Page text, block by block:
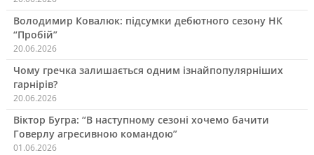
Володимир Ковалюк: підсумки дебютного сезону НК
“Пробій”
20.06.2026
Чому гречка залишається одним ізнайпопулярніших
гарнірів?
20.06.2026
Віктор Бугра: “В наступному сезоні хочемо бачити
Говерлу агресивною командою”
01.06.2026